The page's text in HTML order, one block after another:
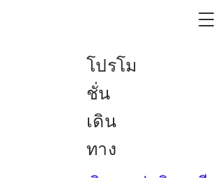
โปรโม
ชั่น
เดิน
ทาง